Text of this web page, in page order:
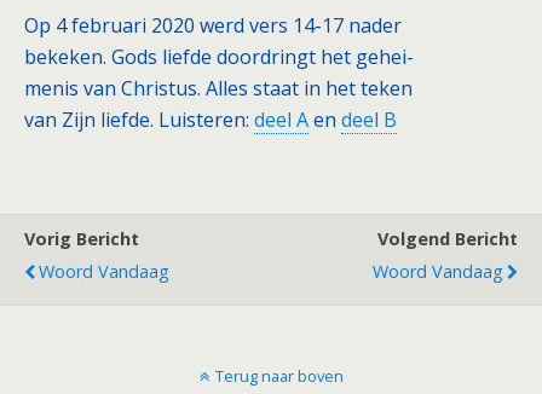
Op 4 februari 2020 werd vers 14-17 nader
bekeken. Gods liefde doordringt het gehei-
menis van Christus. Alles staat in het teken
van Zijn liefde. Luisteren: deel Aen deel B
Vorig Bericht
Woord Vandaag
Volgend Bericht
Woord Vandaag
Terug naar boven